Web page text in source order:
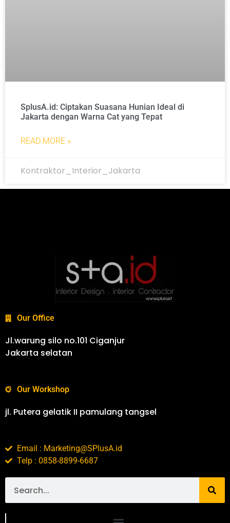
SplusA.id: Ciptakan Suasana Hunian Ideal di
Jakarta dengan Warna Cat yang Tepat
READ MORE »
Kontraktor_Interior_Jakarta
Our Office
Jl.warung silo no.101 Ciganjur
Jakarta selatan
Our Workshop
jl. Putera gelatik II pamulang tangsel
Email : Marketing@SPlusA.id
Telp : 0858-8899-6687